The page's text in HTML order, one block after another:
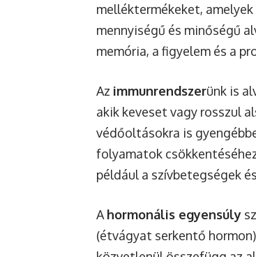
melléktermékeket,
mennyiségű és minőségű
memória, a figyelem és a
Az immunrendszerünk is
akik keveset vagy rosszul
védőoltásokra is
folyamatok
például a szívbetegségek
A hormonális egyensúly
(étvágyat serkentő